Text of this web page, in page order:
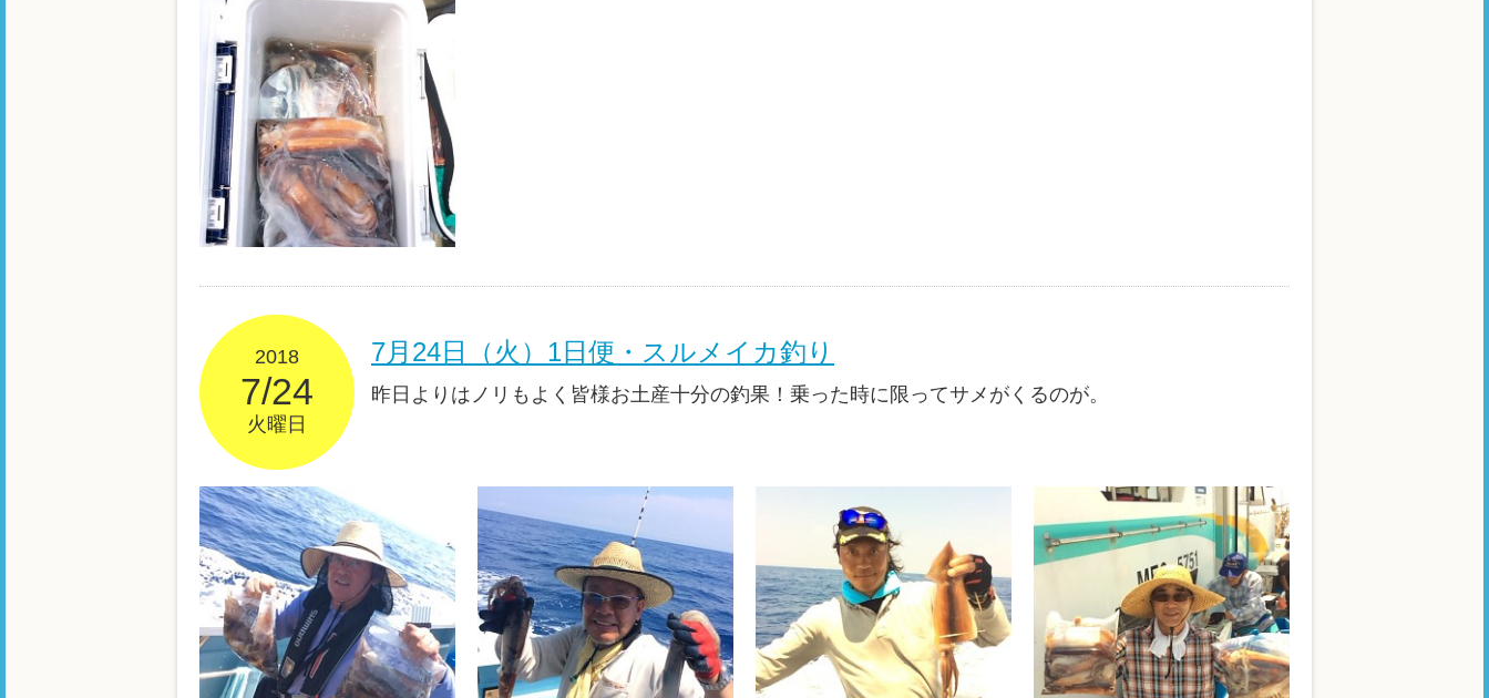
2018
7/24
火曜日
7月24日（火）1日便・スルメイカ釣り
昨日よりはノリもよく皆様お土産十分の釣果！乗った時に限ってサメがくるのが。